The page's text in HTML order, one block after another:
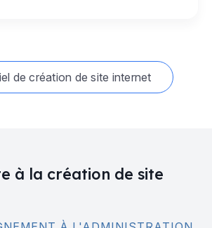
de création de site internet
à la création de site